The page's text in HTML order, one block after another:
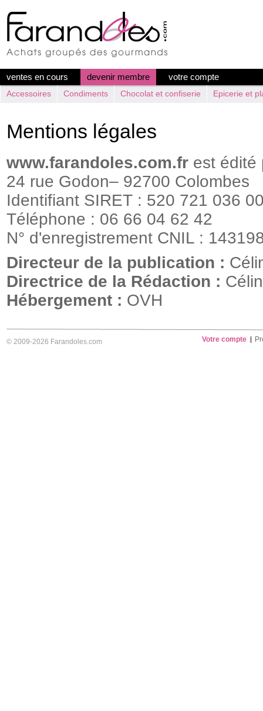
ventes en cours devenir membre votre compte
Accessoires Condiments Chocolat et confiserie Epicerie et
Mentions légales
www.farandoles.com.fr est édité
24 rue Godon– 92700 Colombes
Identifiant SIRET : 520 721 036
Téléphone : 06 66 04 62 42
N° d'enregistrement CNIL :
Directeur de la publication :
Directrice de la Rédaction :
Hébergement : OVH
© 2009-2026 Farandoles.com Votre compte